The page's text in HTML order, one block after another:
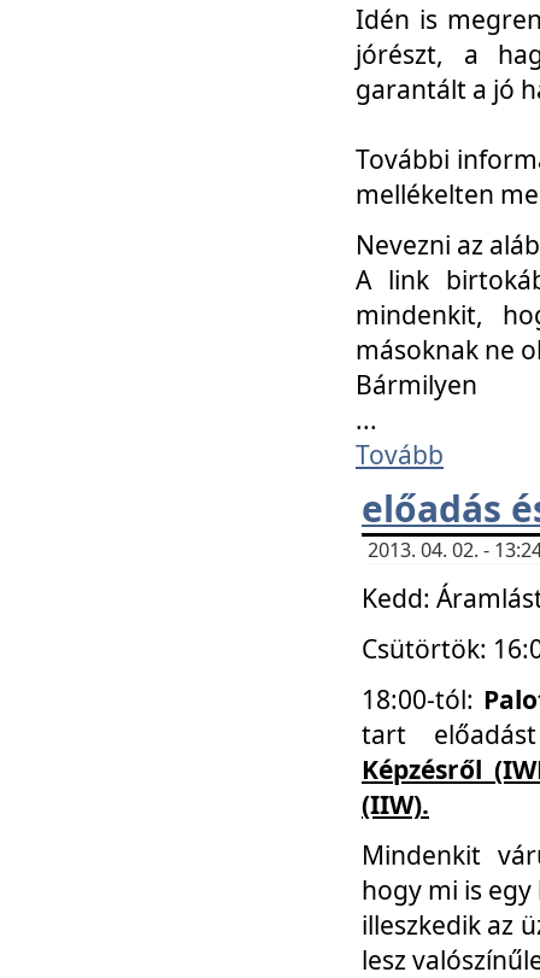
Idén is
jórészt, a
garantált a jó
További
mellékelten
Nevezni az
A link
mindenkit,
másoknak ne
Bármilyen
...
Tovább
előadás
2013. 04. 02. -
Kedd:
Csütörtök:
18:00-tól:
tart
Képzésről
(IIW).
Mindenkit
hogy mi is
illeszkedik az
lesz